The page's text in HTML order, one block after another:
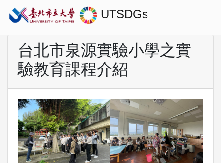
UTSDGs
台北市泉源實驗小學之實
驗教育課程介紹